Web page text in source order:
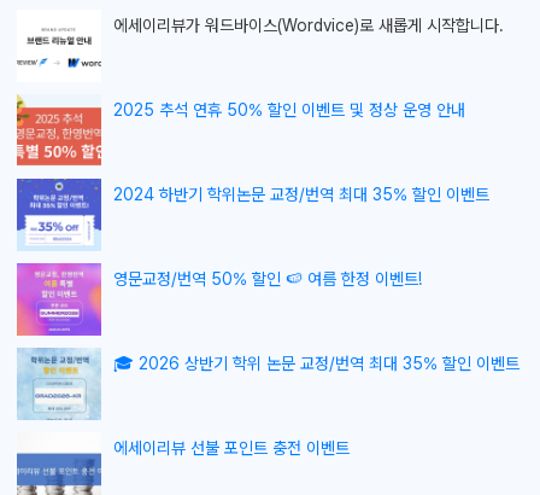
에세이리뷰가 워드바이스(Wordvice)로 새롭게 시작합니다.
2025 추석 연휴 50% 할인 이벤트 및 정상 운영 안내
2024 하반기 학위논문 교정/번역 최대 35% 할인 이벤트
영문교정/번역 50% 할인 🍉 여름 한정 이벤트!
🎓 2026 상반기 학위 논문 교정/번역 최대 35% 할인 이벤트
에세이리뷰 선불 포인트 충전 이벤트